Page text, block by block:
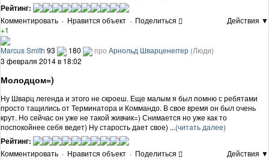
Рейтинг:
Комментировать · Нравится объект · Поделиться
Действия ▼
+1
Marcus Smith 93 180 про Арнольд Шварценеггер (Люди)
3 февраля 2014 в 18:02
Молодцом=)
Ну Шварц легенда и этого не скроеш. Еще малым я был помню с ребятами
просто тащились от Терминатора и Коммандо. В свое время он был очень
крут. Но сейчас он уже не такой живчик=) Снимается но уже как то
поспокойнее себя ведет) Ну старость дает свое) ...(читать далее)
Рейтинг:
Комментировать · Нравится объект · Поделиться Действия ▼